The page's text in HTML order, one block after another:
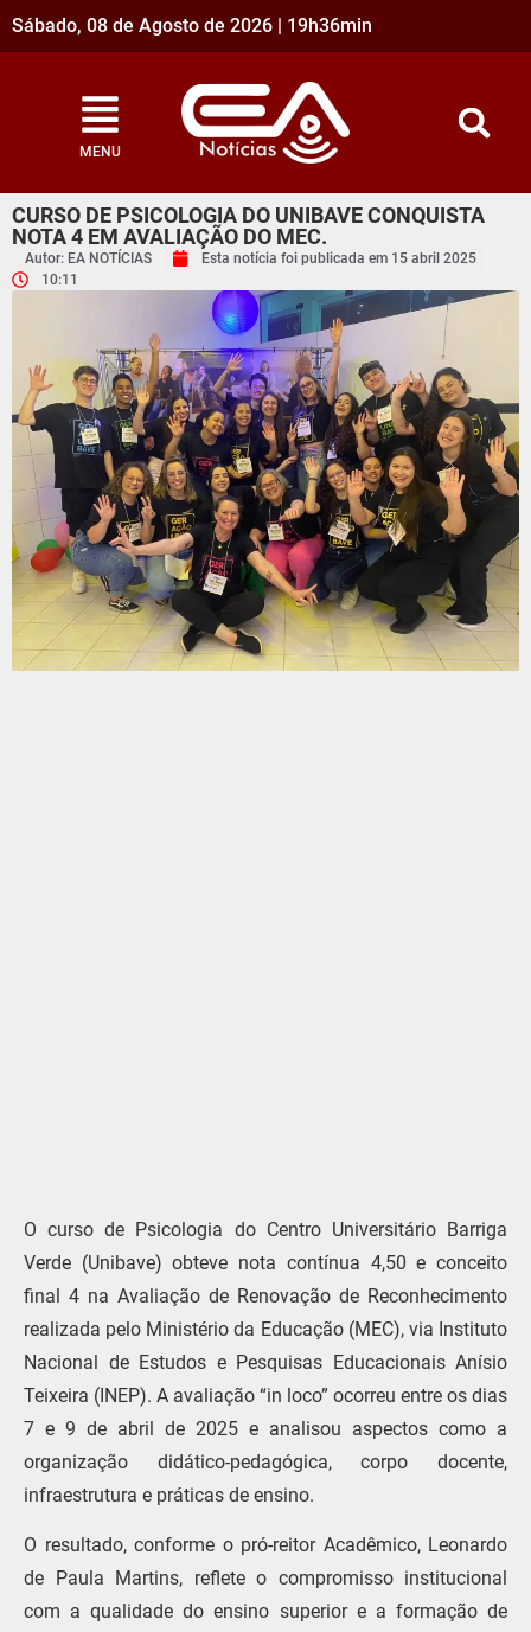
Sábado, 08 de Agosto de 2026 | 19h36min
MENU
CURSO DE PSICOLOGIA DO UNIBAVE CONQUISTA
NOTA 4 EM AVALIAÇÃO DO MEC.
Autor: EA NOTÍCIAS Esta notícia foi publicada em 15 abril 2025
10:11
O curso de Psicologia do Centro Universitário Barriga
Verde (Unibave) obteve nota contínua 4,50 e conceito
final 4 na Avaliação de Renovação de Reconhecimento
realizada pelo Ministério da Educação (MEC), via Instituto
Nacional de Estudos e Pesquisas Educacionais Anísio
Teixeira (INEP). A avaliação “in loco” ocorreu entre os dias
7 e 9 de abril de 2025 e analisou aspectos como a
organização didático-pedagógica, corpo docente,
infraestrutura e práticas de ensino.
O resultado, conforme o pró-reitor Acadêmico, Leonardo
de Paula Martins, reflete o compromisso institucional
com a qualidade do ensino superior e a formação de